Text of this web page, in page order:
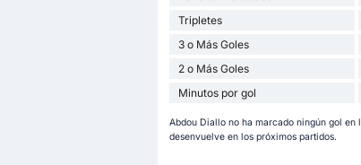
Tripletes
3 o Más Goles
2 o Más Goles
Minutos por gol
Abdou Diallo no ha marcado ningún gol en
desenvuelve en los próximos partidos.